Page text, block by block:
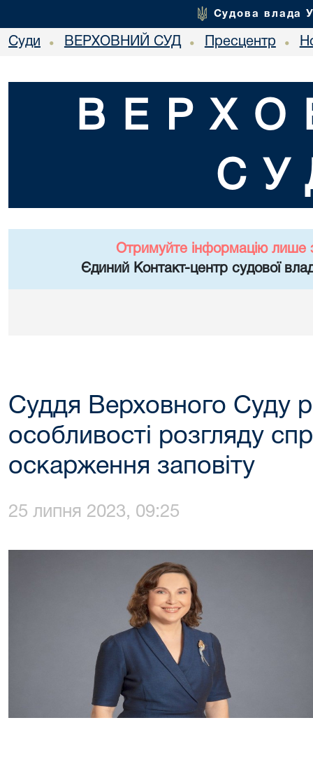
Судова влада
Суди • ВЕРХОВНИЙ СУД • Пресцентр •
Отримуйте інформацію лише
Єдиний Контакт-центр судової
Суддя Верховного Суду
особливості розгляду
оскарження заповіту
25 липня 2023, 09:25